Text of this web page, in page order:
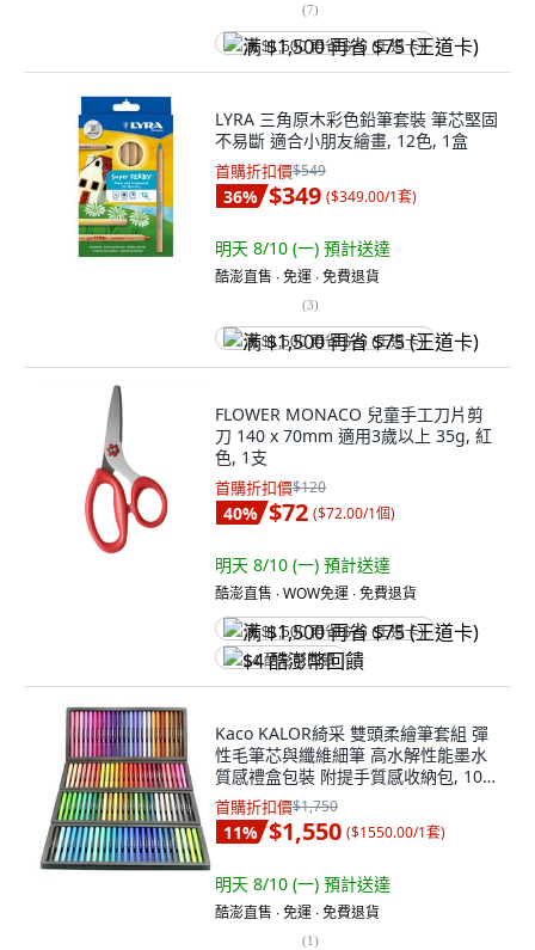
(7)
满 $1,500 再省 $75 (王道卡)
LYRA 三角原木彩色鉛筆套裝 筆芯堅固
不易斷 適合小朋友繪畫, 12色, 1盒
首購折扣價$549
36% $349 ($349.00/1套)
明天 8/10 (一) 預計送達
酷澎直售 ∙ 免運 ∙ 免費退貨
(3)
满 $1,500 再省 $75 (王道卡)
FLOWER MONACO 兒童手工刀片剪
刀 140 x 70mm 適用3歲以上 35g, 紅
色, 1支
首購折扣價$120
40% $72 ($72.00/1個)
明天 8/10 (一) 預計送達
酷澎直售 ∙ WOW免運 ∙ 免費退貨
满 $1,500 再省 $75 (王道卡)
$4 酷澎幣回饋
Kaco KALOR綺采 雙頭柔繪筆套組 彈
性毛筆芯與纖維細筆 高水解性能墨水
質感禮盒包裝 附提手質感收納包, 100
色, 1組
首購折扣價$1,750
11% $1,550 ($1550.00/1套)
明天 8/10 (一) 預計送達
酷澎直售 ∙ 免運 ∙ 免費退貨
(1)